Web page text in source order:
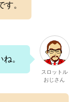
。
。
スロットル
おじさん